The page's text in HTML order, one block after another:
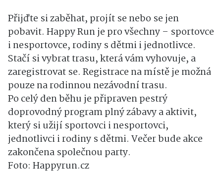
Přijďte si zaběhat, projít se nebo se jen
pobavit. Happy Run je pro všechny – sportovce
i nesportovce, rodiny s dětmi i jednotlivce.
Stačí si vybrat trasu, která vám vyhovuje, a
zaregistrovat se. Registrace na místě je možná
pouze na rodinnou nezávodní trasu.
Po celý den běhu je připraven pestrý
doprovodný program plný zábavy a aktivit,
který si užijí sportovci i nesportovci,
jednotlivci i rodiny s dětmi. Večer bude akce
zakončena společnou party.
Foto: Happyrun.cz